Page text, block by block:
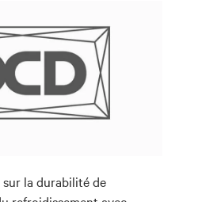
sur la durabilité de